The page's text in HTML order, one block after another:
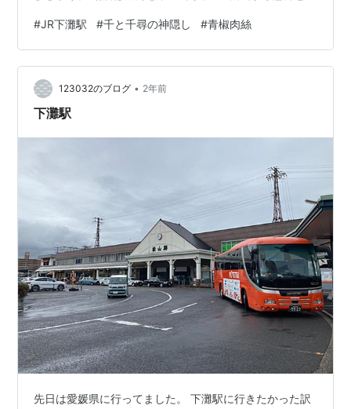
ダイヤを検索する必要もなくこんな親切な表示がありま
した。 ただいま17時。 松山駅発17時45分に乗って、下
灘駅に18時34分着。 下灘駅発19時38分に乗って、松山
駅に20時36分帰還、というスケジュールです。 運賃は往
復1,260円。1時間程度下灘で過ごすこ…
#JR下灘駅 #千と千尋の神隠し #青椒肉絲
123032のブログ • 2年前
下灘駅
先日は愛媛県に行ってました。 下灘駅に行きたかった訳